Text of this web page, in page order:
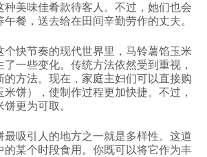
种美味佳肴款待客人。不过，她们也会
餐，送去给在田间辛勤劳作的丈夫。
个快节奏的现代世界里，马铃薯馅玉米
一些变化。传统方法依然受到重视，
的方法。现在，家庭主妇们可以直接购
饼），使制作过程更加快捷。不过，
更为可取。
最吸引人的地方之一就是多样性。这道
的某个时段食用。你既可以将它作为丰